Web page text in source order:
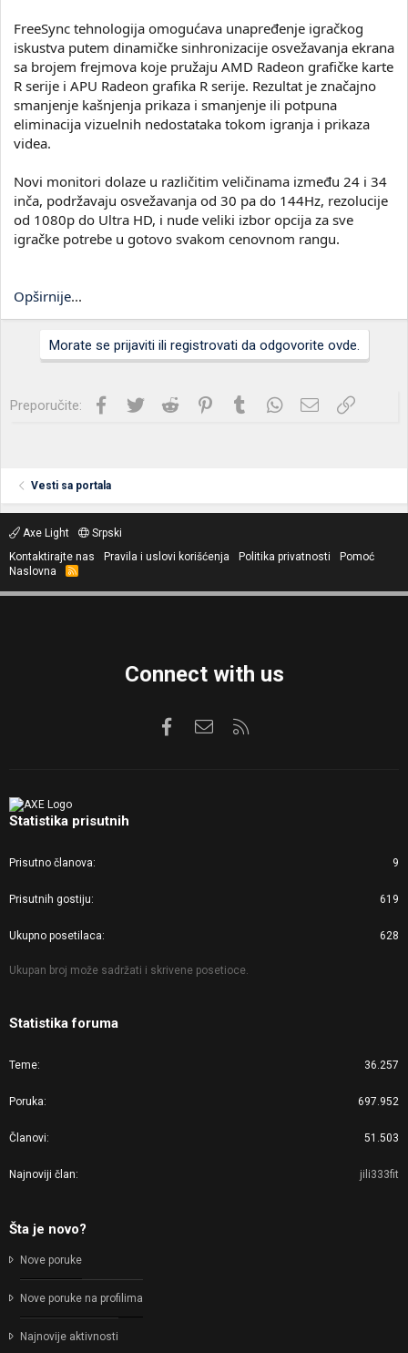
FreeSync tehnologija omogućava unapređenje igračkog
iskustva putem dinamičke sinhronizacije osvežavanja ekrana
sa brojem frejmova koje pružaju AMD Radeon grafičke karte
R serije i APU Radeon grafika R serije. Rezultat je značajno
smanjenje kašnjenja prikaza i smanjenje ili potpuna
eliminacija vizuelnih nedostataka tokom igranja i prikaza
videa.
Novi monitori dolaze u različitim veličinama između 24 i 34
inča, podržavaju osvežavanja od 30 pa do 144Hz, rezolucije
od 1080p do Ultra HD, i nude veliki izbor opcija za sve
igračke potrebe u gotovo svakom cenovnom rangu.
Opširnije...
Morate se prijaviti ili registrovati da odgovorite ovde.
Preporučite: Facebook
Twitter Reddit PinterestTumblrWhatsApp
Imejl Link
Vesti sa portala
Axe Light
Srpski
Kontaktirajte nas
Pravila i uslovi korišćenja Politika privatnosti
Pomoć
Naslovna
R
S
Connect with us
FacebookKontaktirajte nas
Statistika prisutnih
Prisutno članova 9
Prisutnih gostiju 619
Ukupno posetilaca 628
Ukupan broj može sadržati i skrivene posetioce.
Statistika foruma
Teme 36.257
Poruka 697.952
Članovi 51.503
Najnoviji član jili333fit
Šta je novo?
Nove poruke
Nove poruke na profilima
Najnovije aktivnosti